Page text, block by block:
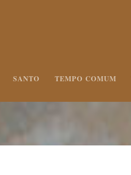
SANTO TEMPO COMUM